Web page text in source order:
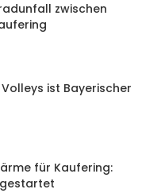
zwischen
Volleys ist Bayerischer
für Kaufering: